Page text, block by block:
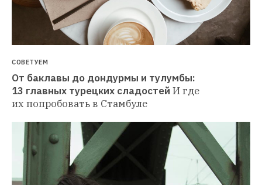
СОВЕТУЕМ
От баклавы до дондурмы и тулумбы:
13 главных турецких сладостей И где
их попробовать в Стамбуле